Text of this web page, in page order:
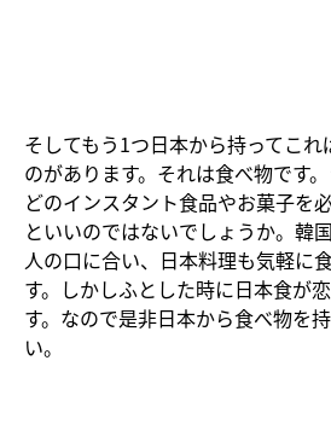
そしてもう1つ日本から持ってこ
のがあります。それは食べ物です
どのインスタント食品やお菓子を
といいのではないでしょうか。韓
人の口に合い、日本料理も気軽に
す。しかしふとした時に日本食が
す。なので是非日本から食べ物を
い。